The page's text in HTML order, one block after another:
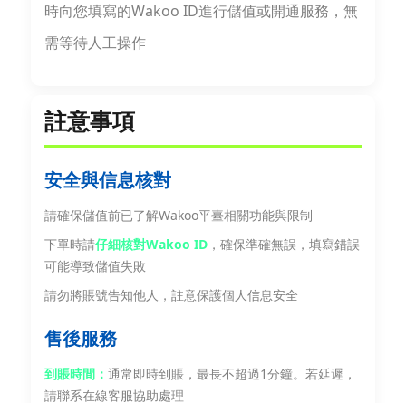
時向您填寫的Wakoo ID進行儲值或開通服務，無
需等待人工操作
註意事項
安全與信息核對
請確保儲值前已了解Wakoo平臺相關功能與限制
下單時請仔細核對Wakoo ID ，確保準確無誤，填寫錯誤
可能導致儲值失敗
請勿將賬號告知他人，註意保護個人信息安全
售後服務
到賬時間：通常即時到賬，最長不超過1分鐘。若延遲，
請聯系在線客服協助處理